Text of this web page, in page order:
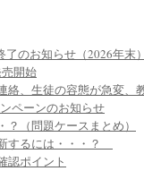
のお知らせ（2026年末）
開始
絡、生徒の容態が急変、
ペーンのお知らせ
（問題ケースまとめ）
するには・・・？
認ポイント